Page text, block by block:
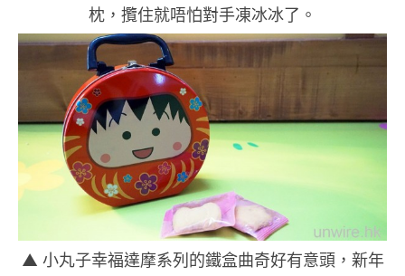
枕，攬住就唔怕對手凍冰冰了。
▲ 小丸子幸福達摩系列的鐵盒曲奇好有意頭，新年